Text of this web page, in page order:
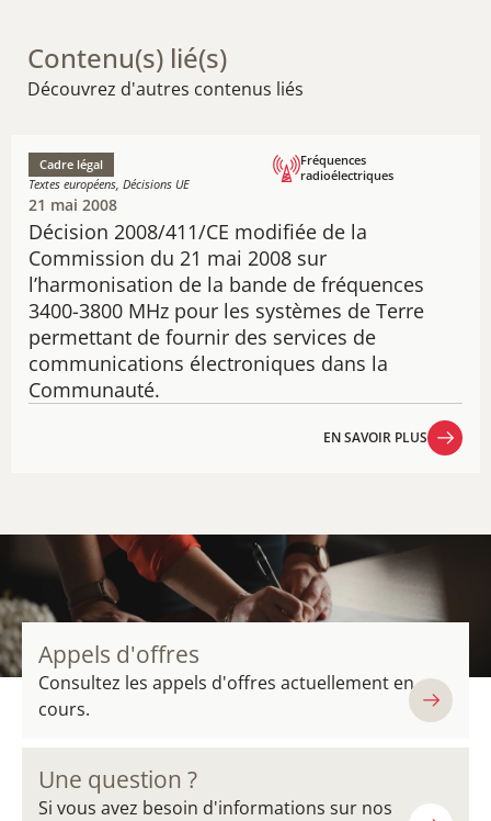
Contenu(s) lié(s)
Découvrez d'autres contenus liés
Décision 2008/411/CE modifiée de la
Commission du 21 mai 2008 sur
l’harmonisation de la bande de fréquences
3400-3800 MHz pour les systèmes de Terre
permettant de fournir des services de
communications électroniques dans la
Communauté.
Cadre légal
Textes européens, Décisions UE
Fréquences
radioélectriques
21 mai 2008
EN SAVOIR PLUS
Appels d'offres
Consultez les appels d'offres actuellement en
cours.
Une question ?
Si vous avez besoin d'informations sur nos